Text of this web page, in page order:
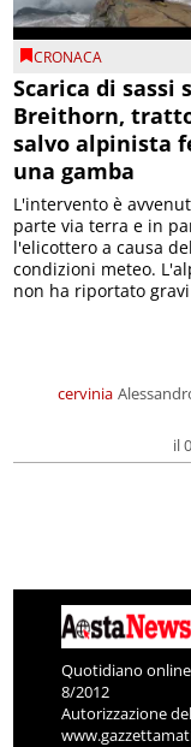
CRONACA
Scarica di sassi
Breithorn,
salvo alpinista
una gamba
cervinia
il
L'intervento è
parte via terra e in
l'elicottero a causa
condizioni meteo.
non ha riportato
Quotidiano
8/2012
Autorizzazione